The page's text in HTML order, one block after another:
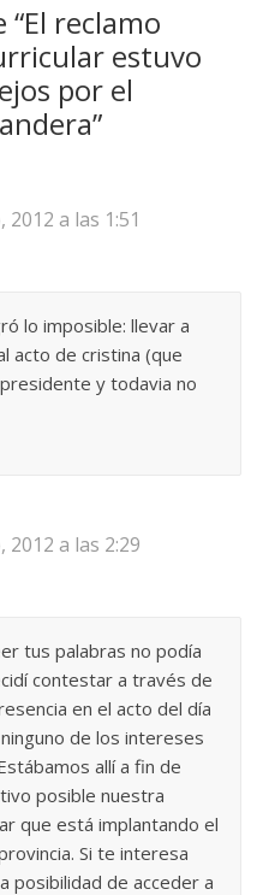
“El reclamo
estuvo
por el
”
a las 1:51
lo imposible: llevar a
acto de cristina (que
y todavia no
a las 2:29
tus palabras no podía
contestar a través de
en el acto del día
de los intereses
allí a fin de
posible nuestra
que está implantando el
Si te interesa
posibilidad de acceder a